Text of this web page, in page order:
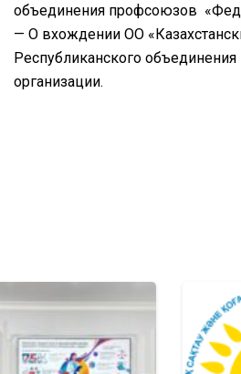
объединения профсоюзов
— О вхождении ОО
Республиканского
организации.